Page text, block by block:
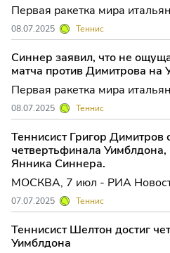
Первая ракетка мира
планирует тренировки
матчем Уимблдонского
американца Бена Шелтона,
08.07.2025 Теннис
Синнер заявил, что не
матча против Димитрова на
Первая ракетка мира
заявил, что не чувствует
четвертого круга
болгарского теннисиста
08.07.2025 Теннис
Теннисист Григор Димитров
четвертьфинала Уимблдона,
Янника Синнера.
МОСКВА, 7 июл - РИА
Григор Димитров снялся с
Уимблдонского турнира
Синнера. До снятия Димитров
07.07.2025 Теннис
Теннисист Шелтон достиг
Уимблдона